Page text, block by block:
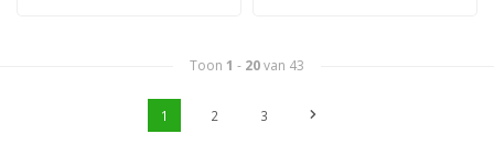
Toon 1 - 20van 43
1 2 3